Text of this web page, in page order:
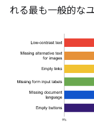
れる最も一般的な